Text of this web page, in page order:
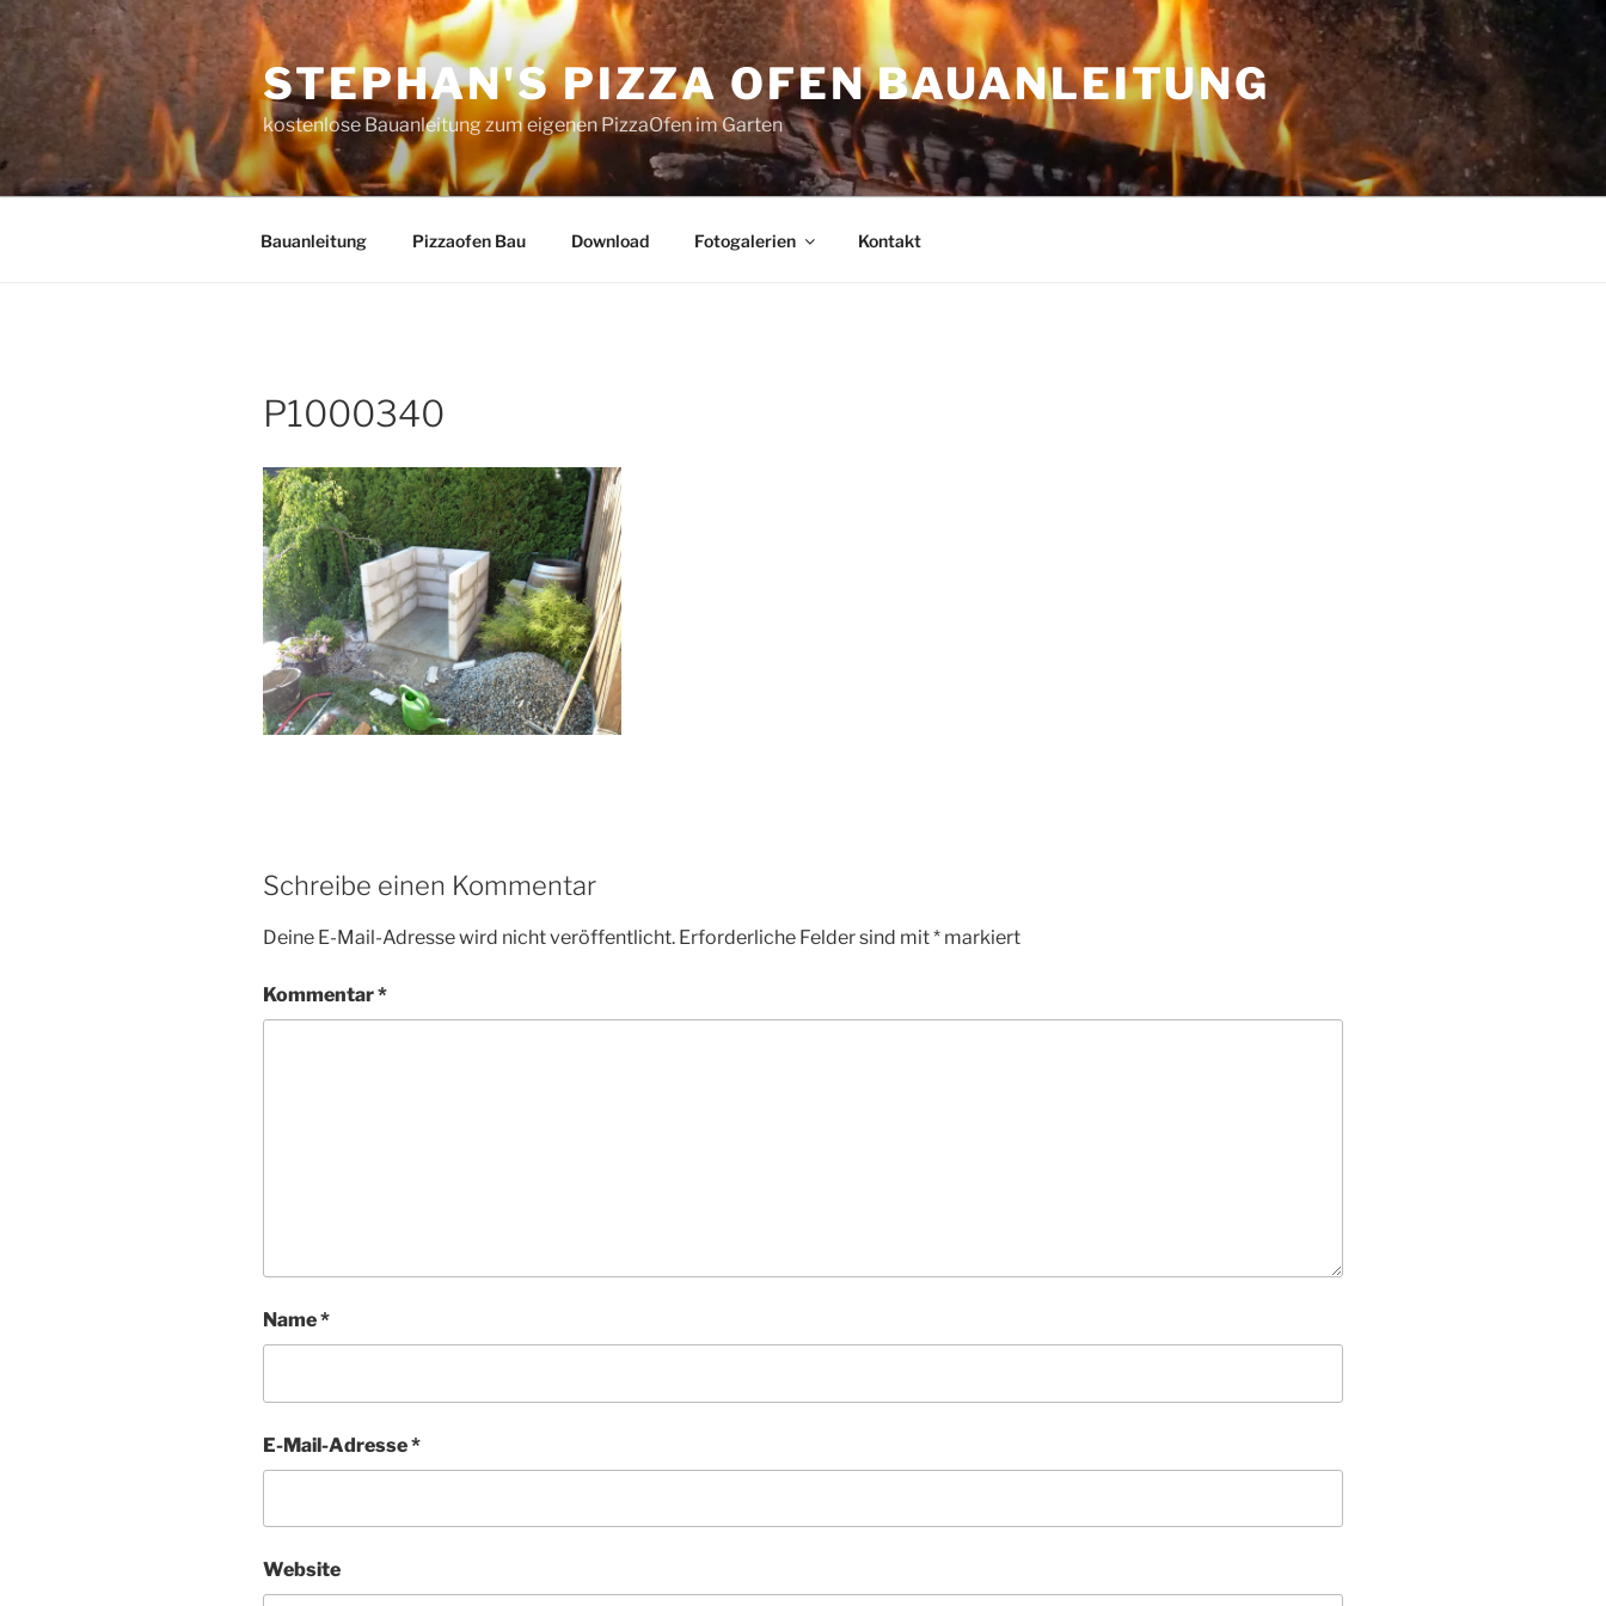
Zum
Inhalt
springen
STEPHAN'S PIZZA OFEN BAUANLEITUNG
kostenlose Bauanleitung zum eigenen PizzaOfen im Garten
Bauanleitung Pizzaofen Bau Download Fotogalerien Kontakt
P1000340
Schreibe einen Kommentar
Deine E-Mail-Adresse wird nicht veröffentlicht. Erforderliche Felder sind mit* markiert
Kommentar*
Name*
E-Mail-Adresse*
Website